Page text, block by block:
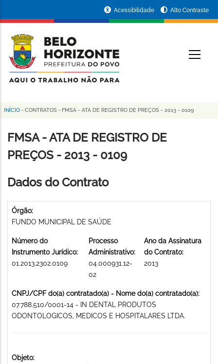
conteúdo
principal
da
Prefeitura
de
Horizonte
Acessibilidade Alto Contraste
Trilha
de
navegação
INÍCIO - CONTRATOS - FMSA - ATA DE REGISTRO DE PREÇOS - 2013 - 0109
FMSA - ATA DE REGISTRO DE
PREÇOS - 2013 - 0109
Dados do Contrato
Órgão:
FUNDO MUNICIPAL DE SAÚDE
Número do
Instrumento Jurídico:
01.2013.2302.0109
Processo
Administrativo:
04.000931.12-
02
Ano da Assinatura
do Contrato:
2013
CNPJ/CPF do(a) contratado(a) - Nome do(a) contratado(a):
07.788.510/0001-14 - IN DENTAL PRODUTOS
ODONTOLOGICOS, MEDICOS E HOSPITALARES LTDA.
Objeto: